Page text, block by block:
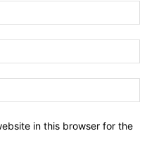
in this browser for the